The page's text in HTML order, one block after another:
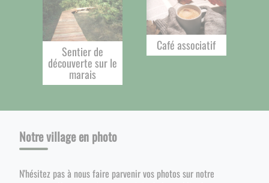
Sentier de
découverte sur le
marais
Café associatif
Notre village en photo
N'hésitez pas à nous faire parvenir vos photos sur notre